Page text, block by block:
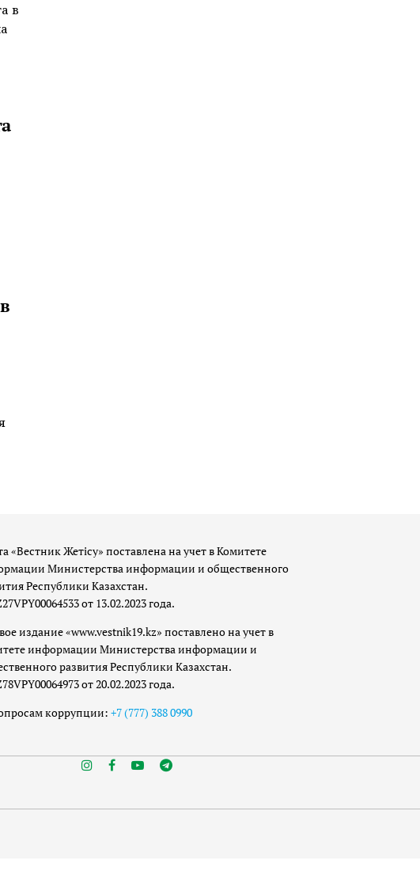
в
«Вестник Жетісу» поставлена на учет в Комитете
Министерства информации и общественного
Республики Казахстан.
от 13.02.2023 года.
издание «www.vestnik19.kz» поставлено на учет в
информации Министерства информации и
развития Республики Казахстан.
от 20.02.2023 года.
коррупции: +7 (777) 388 0990